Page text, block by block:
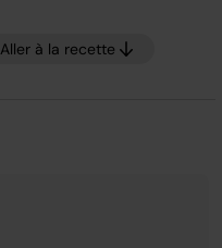
Aller à la recette